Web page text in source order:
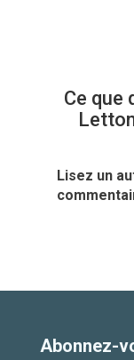
Ce que
Lisez un
Abonnez-